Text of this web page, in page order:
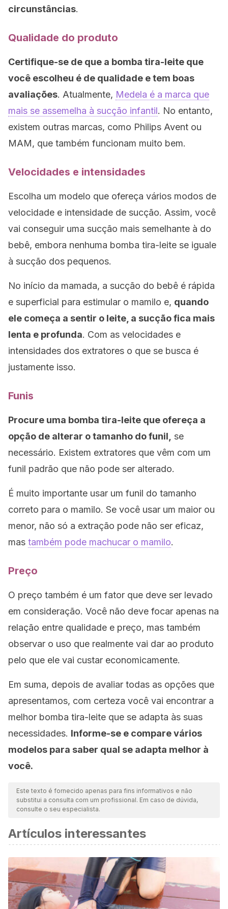
circunstâncias.
Qualidade do produto
Certifique-se de que a bomba tira-leite que
você escolheu é de qualidade e tem boas
avaliações. Atualmente, Medela é a marca que
mais se assemelha à sucção infantil. No entanto,
existem outras marcas, como Philips Avent ou
MAM, que também funcionam muito bem.
Velocidades e intensidades
Escolha um modelo que ofereça vários modos de
velocidade e intensidade de sucção. Assim, você
vai conseguir uma sucção mais semelhante à do
bebê, embora nenhuma bomba tira-leite se iguale
à sucção dos pequenos.
No início da mamada, a sucção do bebê é rápida
e superficial para estimular o mamilo e, quando
ele começa a sentir o leite, a sucção fica mais
lenta e profunda. Com as velocidades e
intensidades dos extratores o que se busca é
justamente isso.
Funis
Procure uma bomba tira-leite que ofereça a
opção de alterar o tamanho do funil, se
necessário. Existem extratores que vêm com um
funil padrão que não pode ser alterado.
É muito importante usar um funil do tamanho
correto para o mamilo. Se você usar um maior ou
menor, não só a extração pode não ser eficaz,
mas também pode machucar o mamilo.
Preço
O preço também é um fator que deve ser levado
em consideração. Você não deve focar apenas na
relação entre qualidade e preço, mas também
observar o uso que realmente vai dar ao produto
pelo que ele vai custar economicamente.
Em suma, depois de avaliar todas as opções que
apresentamos, com certeza você vai encontrar a
melhor bomba tira-leite que se adapta às suas
necessidades. Informe-se e compare vários
modelos para saber qual se adapta melhor à
você.
Este texto é fornecido apenas para fins informativos e não
substitui a consulta com um profissional. Em caso de dúvida,
consulte o seu especialista.
Artículos interessantes